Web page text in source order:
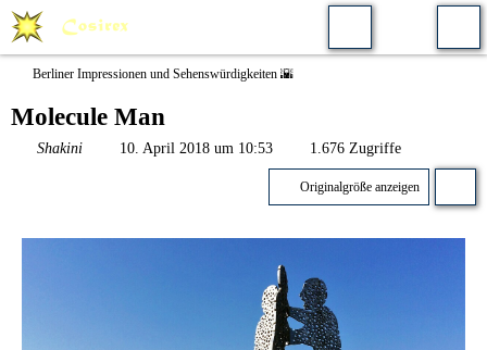
Berliner Impressionen und Sehenswürdigkeiten 🌇
Molecule Man
Shakini 10. April 2018 um 10:53 1.676 Zugriffe
Originalgröße anzeigen